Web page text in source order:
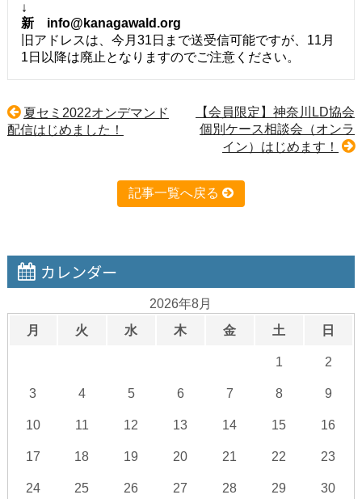
↓
新 info@kanagawald.org
旧アドレスは、今月31日まで送受信可能ですが、11月
1日以降は廃止となりますのでご注意ください。
夏セミ2022オンデマンド
配信はじめました！
【会員限定】神奈川LD協会
個別ケース相談会（オンラ
イン）はじめます！
記事一覧へ戻る
カレンダー
2026年8月
月
火 水 木 金 土 日
1 2
3 4 5 6 7 8 9
10 11 12 13 14 15 16
17 18 19 20 21 22 23
24 25 26 27 28 29 30